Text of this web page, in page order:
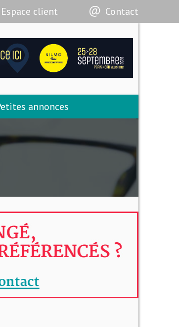
Espace client Contact
annonces